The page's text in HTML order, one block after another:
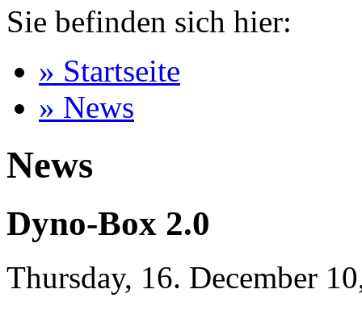
Sie befinden sich hier:
» Startseite
» News
News
Dyno-Box 2.0
Thursday, 16. December